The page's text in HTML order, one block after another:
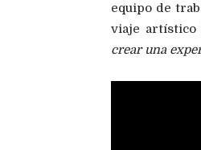
equipo de
viaje artístico
crear una